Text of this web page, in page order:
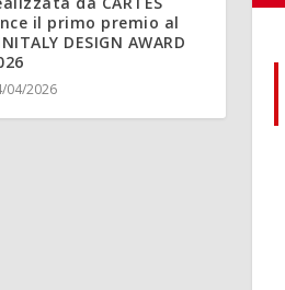
il primo premio al
DESIGN AWARD
04/2026